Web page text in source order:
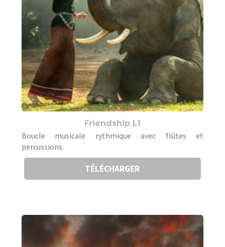
Friendship L1
Boucle musicale rythmique avec flûtes et
percussions.
TÉLÉCHARGER